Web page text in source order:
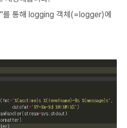
통해 logging 객체(=logger)에